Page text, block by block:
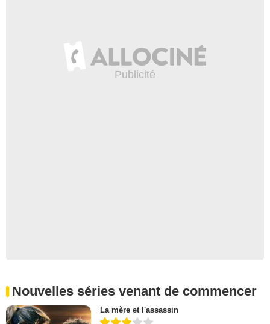
Nouvelles séries venant de commencer
La mère et l'assassin